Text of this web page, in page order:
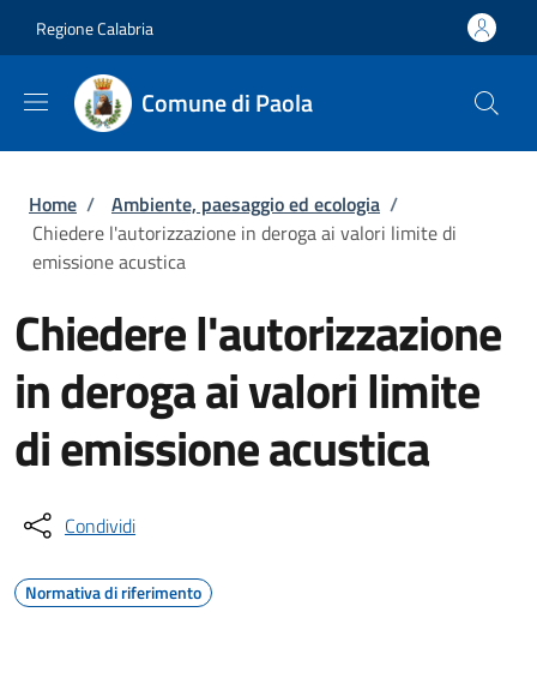
Regione Calabria
Comune di Paola
Briciole di pane
Home / Ambiente, paesaggio ed ecologia /
Chiedere l'autorizzazione in deroga ai valori limite di
emissione acustica
Chiedere l'autorizzazione
in deroga ai valori limite
di emissione acustica
Condividi
Normativa di riferimento